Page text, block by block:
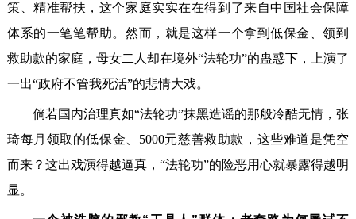
策、精准帮扶，这个家庭实实在在得到了来自中国社会保障
体系的一笔笔帮助。然而，就是这样一个拿到低保金、领到
救助款的家庭，母女二人却在境外“法轮功”的蛊惑下，上演了
一出“政府不管我死活”的悲情大戏。
倘若国内治理真如“法轮功”抹黑造谣的那般冷酷无情，张
琦每月领取的低保金、5000元慈善救助款，这些难道是凭空
而来？这出戏演得越逼真，“法轮功”的险恶用心就暴露得越明
显。